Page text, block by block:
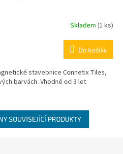
Skladem (1 ks)
Do košíku
stavebnice Connetix Tiles,
barvách. Vhodné od 3 let.
SOUVISEJÍCÍ PRODUKTY